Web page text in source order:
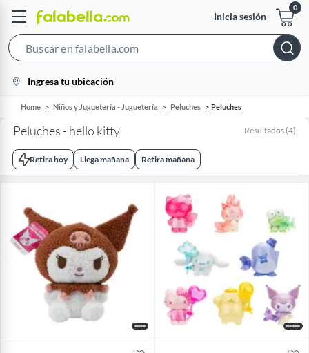
Inicia sesión
Bar
location-
icon
Ingresa tu ubicación
Home Niños y Juguetería - Juguetería Peluches Peluches
Peluches - hello kitty Resultados (4)
Retira hoy Llega mañana Retira mañana